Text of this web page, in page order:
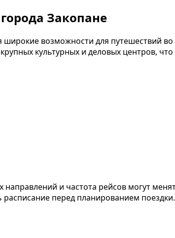
Закопане
возможности для путешествий
культурных и деловых центров,
и частота рейсов могут
перед планированием поездки.